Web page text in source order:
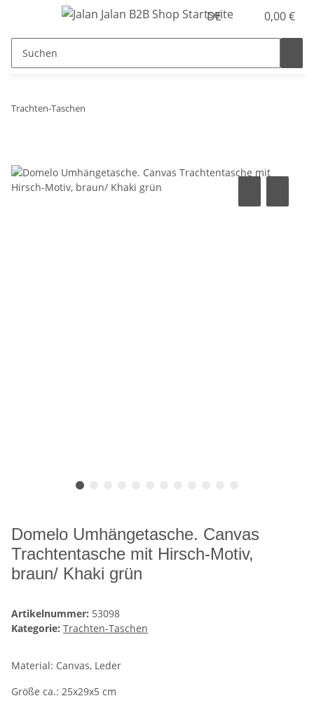
DE 0,00 €
Trachten-Taschen
Domelo Umhängetasche. Canvas
Trachtentasche mit Hirsch-Motiv,
braun/ Khaki grün
Artikelnummer: 53098
Kategorie: Trachten-Taschen
Material: Canvas, Leder
Größe ca.: 25x29x5 cm